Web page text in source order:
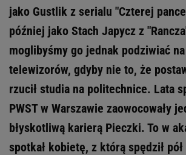
jako Gustlik z serialu "Czterej
później jako Stach Japycz z
moglibyśmy go jednak podziwiać
telewizorów, gdyby nie to, że
rzucił studia na politechnice. Lata
PWST w Warszawie zaowocowały
błyskotliwą karierą Pieczki. To w
spotkał kobietę, z którą spędził